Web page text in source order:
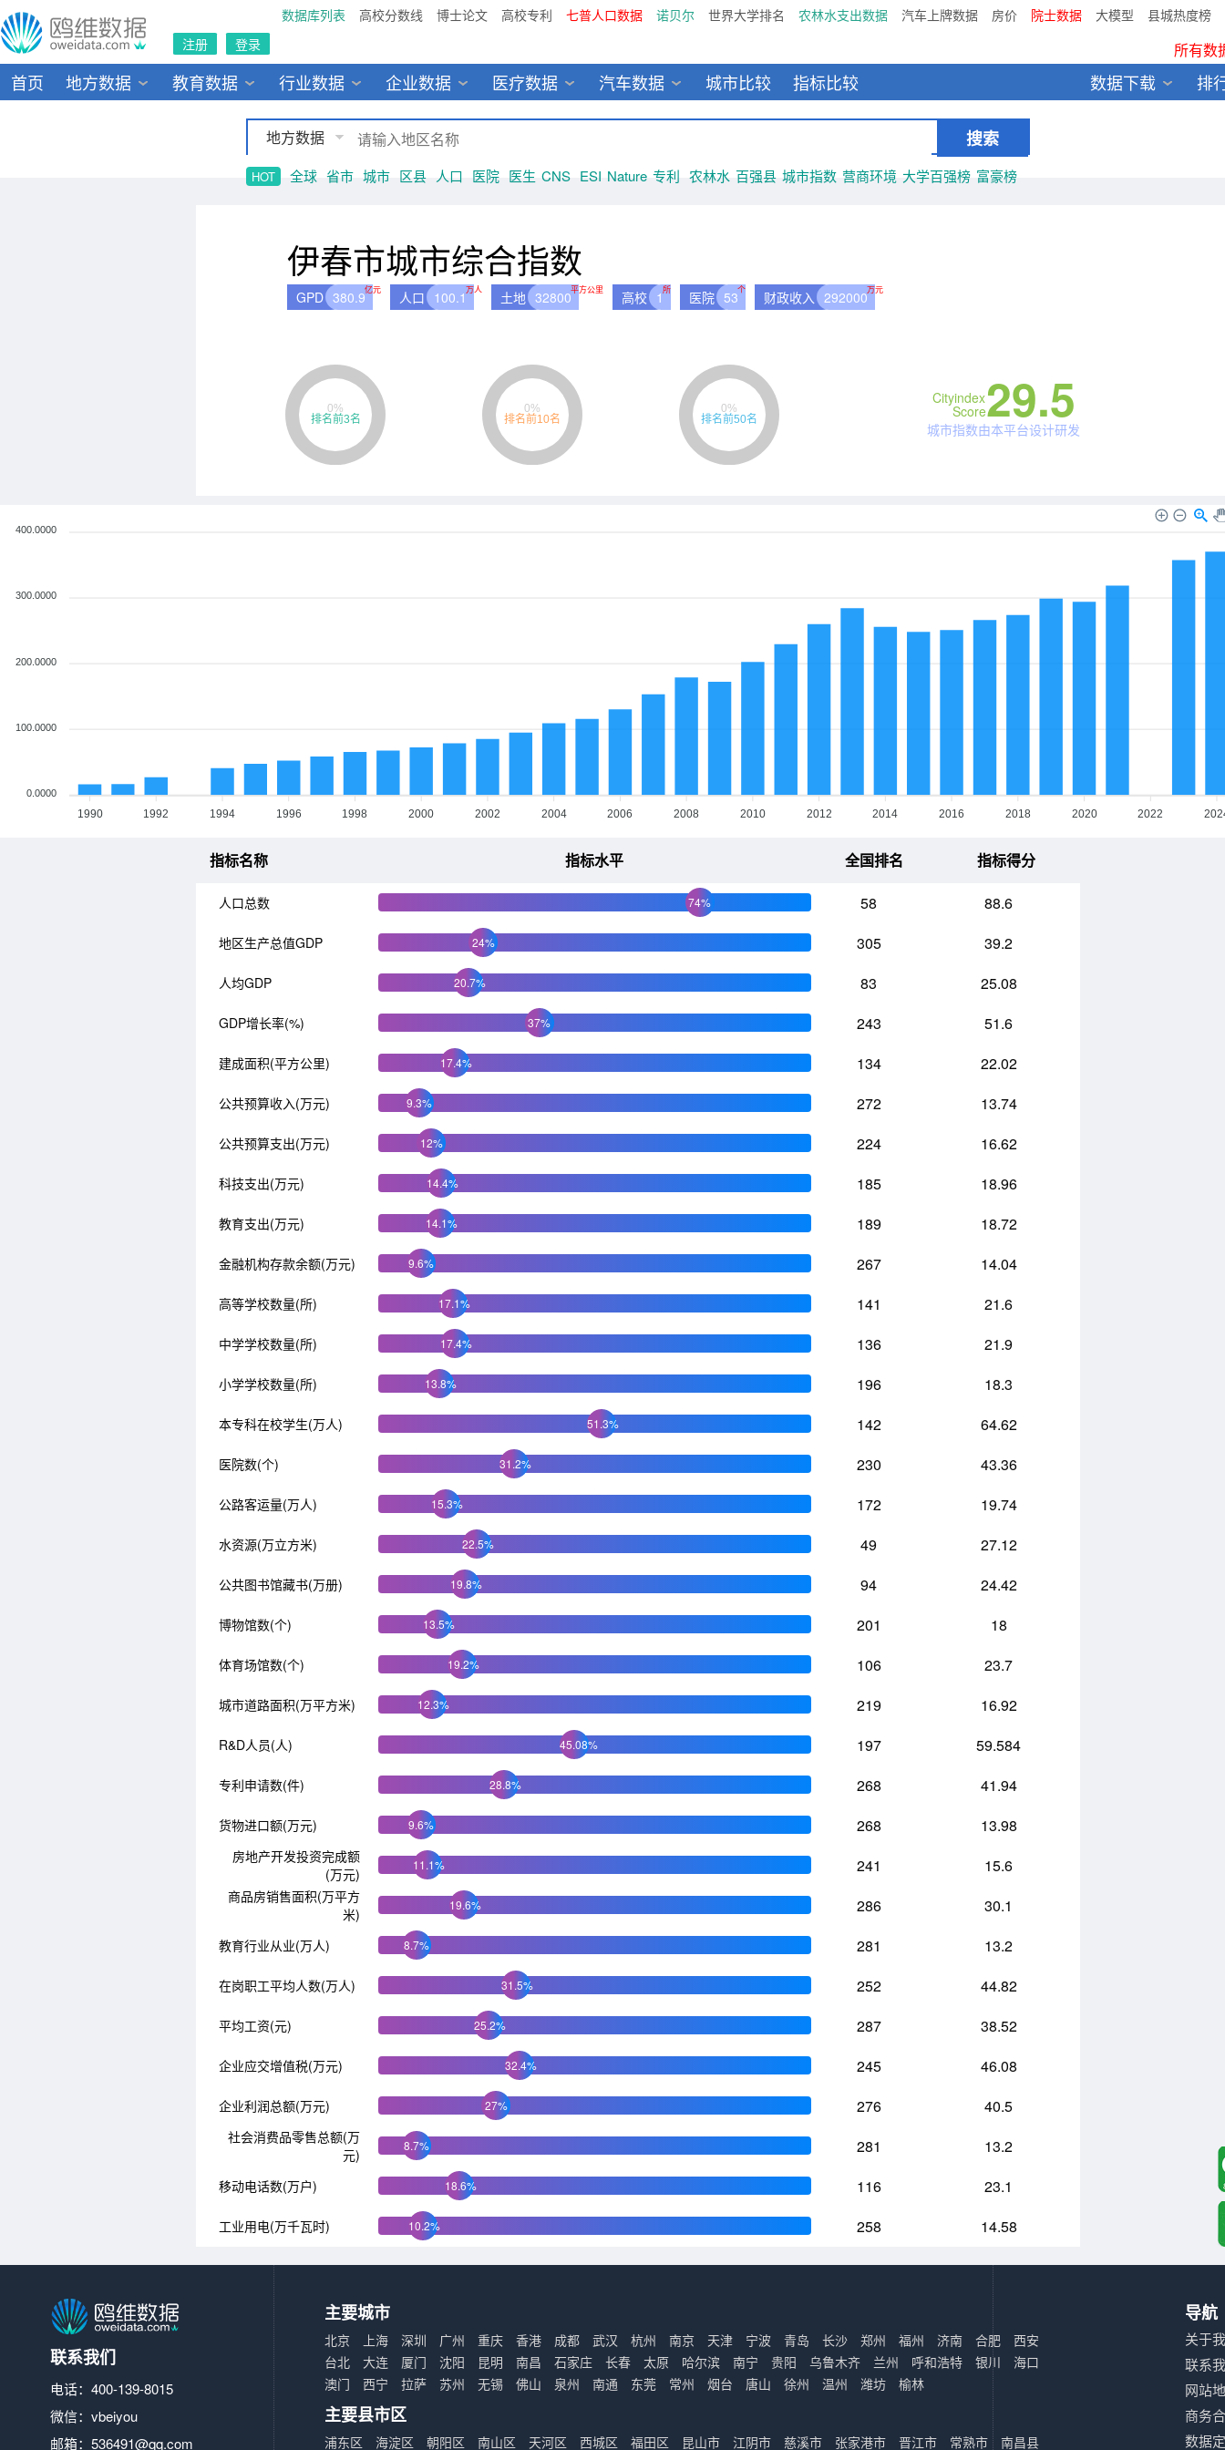
数据库列表 高校分数线 博士论文 高校专利 七普人口数据 诺贝尔 世界大学排名 农林水支出数据 汽车上牌数据 房价 院士数据 大模型
县城热度榜
注册
登录
鸥维数据发布：2024中国大
所有数
全新医院库 包含11万多医疗
首页 地方数据 教育数据 行业数据 企业数据 医疗数据 汽车数据 城市比较 指标比较 排
数据下载
地方数据
HOT 全球 省市 城市 区县 人口 医院 医生 CNS ESI Nature 专利 农林水 百强县 城市指数 营商环境 大学百强榜 富豪榜
伊春市城市综合指数
GPD 380.9亿元 人口 100.1万人 土地 32800平方公里 高校 1所 医院 53个 财政收入 292000万元
城市指数由本平台设计研发
Cityindex
Score29.5
1990 1992 1994 1996 1998 2000 2002 2004 2006 2008 2010 2012 2014 2016 2018 2020 2022
400.0000
300.0000
200.0000
100.0000
0.0000
指标名称 指标水平 全国排名 指标得分
人口总数 74% 58 88.6
地区生产总值GDP 24% 305 39.2
人均GDP 20.7% 83 25.08
GDP增长率(%) 37% 243 51.6
建成面积(平方公里) 17.4% 134 22.02
公共预算收入(万元) 9.3% 272 13.74
公共预算支出(万元) 12% 224 16.62
科技支出(万元) 14.4% 185 18.96
教育支出(万元) 14.1% 189 18.72
金融机构存款余额(万元) 9.6% 267 14.04
高等学校数量(所) 17.1% 141 21.6
中学学校数量(所) 17.4% 136 21.9
小学学校数量(所) 13.8% 196 18.3
本专科在校学生(万人) 51.3% 142 64.62
医院数(个) 31.2% 230 43.36
公路客运量(万人) 15.3% 172 19.74
水资源(万立方米) 22.5% 49 27.12
公共图书馆藏书(万册) 19.8% 94 24.42
博物馆数(个) 13.5% 201 18
体育场馆数(个) 19.2% 106 23.7
城市道路面积(万平方米) 12.3% 219 16.92
R&D人员(人) 45.08% 197 59.584
专利申请数(件) 28.8% 268 41.94
货物进口额(万元) 9.6% 268 13.98
房地产开发投资完成额
(万元)
11.1% 241 15.6
商品房销售面积(万平方
米)
19.6% 286 30.1
教育行业从业(万人) 8.7% 281 13.2
在岗职工平均人数(万人) 31.5% 252 44.82
平均工资(元) 25.2% 287 38.52
企业应交增值税(万元) 32.4% 245 46.08
企业利润总额(万元) 27% 276 40.5
社会消费品零售总额(万
元)
8.7% 281 13.2
移动电话数(万户) 18.6% 116 23.1
工业用电(万千瓦时) 10.2% 258 14.58
联系我们
电话：400-139-8015
微信：vbeiyou
邮箱： 536491@qq.com
主要城市
北京 上海 深圳 广州 重庆 香港 成都 武汉 杭州 南京 天津 宁波 青岛 长沙 郑州 福州 济南 合肥
西安
台北
大连 厦门 沈阳 昆明 南昌 石家庄 长春 太原 哈尔滨 南宁 贵阳 乌鲁木齐 兰州 呼和浩特 银川
海口
澳门
西宁 拉萨 苏州 无锡 佛山 泉州 南通 东莞 常州 烟台 唐山 徐州 温州 潍坊 榆林
主要县市区
浦东区 海淀区 朝阳区 南山区 天河区 西城区 福田区 昆山市 江阴市 慈溪市 张家港市 晋江市 常熟市 南昌县
导航
关于
联系
网站
商务
数据